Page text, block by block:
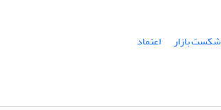
شکست بازار
اعتماد